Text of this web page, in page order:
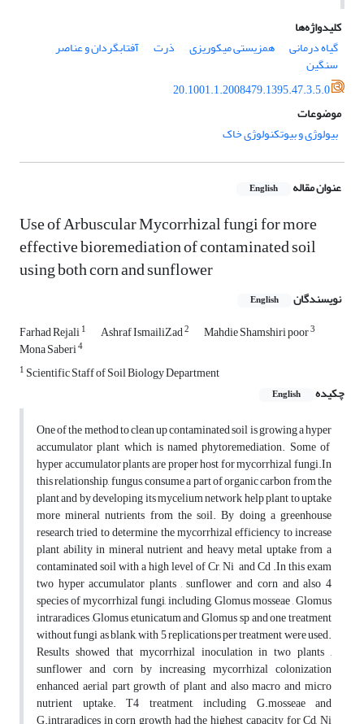
کلیدواژه‌ها
گیاه درمانی
همزیستی میکوریزی ذرت آفتابگردان و عناصر
سنگین
20.1001.1.2008479.1395.47.3.5.0
موضوعات
بیولوژی و بیوتکنولوژی خاک
عنوان مقاله English
Use of Arbuscular Mycorrhizal fungi for more
effective bioremediation of contaminated soil
using both corn and sunflower
نویسندگان English
Farhad Rejali1 Ashraf IsmailiZad2 Mahdie Shamshiri poor3
Mona Saberi4
1 Scientific Staff of Soil Biology Department
چکیده
English
One of the method to clean up contaminated soil is growing a hyper
accumulator plant which is named phytoremediation. Some of
hyper accumulator plants are proper host for mycorrhizal fungi.In
this relationship, fungus, consume a part of organic carbon from the
plant and by developing its mycelium network help plant to uptake
more mineral nutrients from the soil. By doing a greenhouse
research tried to determine the mycorrhizal efficiency to increase
plant ability in mineral nutrient and heavy metal uptake from a
contaminated soil with a high level of Cr, Ni and Cd .In this exam
two hyper accumulator plants , sunflower and corn and also 4
species of mycorrhizal fungi, including, Glomus mosseae , Glomus
intraradices ,Glomus etunicatum and Glomus sp and one treatment
without fungi as blank, with 5 replications per treatment were used.
Results showed that mycorrhizal inoculation in two plants ,
sunflower and corn by increasing mycorrhizal colonization
enhanced aerial part growth of plant and also macro and micro
nutrient uptake. T4 treatment, including G.mosseae and